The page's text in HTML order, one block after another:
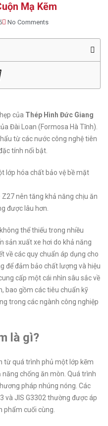
Mạ Kẽm
No Comments
của Thép Hình Đức Giang
Đài Loan (Formosa Hà Tĩnh).
từ các nước công nghệ tiên
tính nổi bật.
lớp hóa chất bảo vệ bề mặt
nên tăng khả năng chịu ăn
được lâu hơn.
thể thiếu trong nhiều
sản xuất xe hơi do khả năng
về các quy chuẩn áp dụng cho
để đảm bảo chất lượng và hiệu
cấp một cái nhìn sâu sắc về
bao gồm các tiêu chuẩn kỹ
trong các ngành công nghiệp
là gì?
từ quá trình phủ một lớp kẽm
chống ăn mòn. Quá trình
pháp nhúng nóng. Các
và JIS G3302 thường được áp
phẩm cuối cùng.